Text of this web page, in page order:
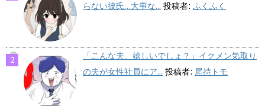
らない彼氏…大事な... 投稿者: ふくふく
「こんな夫、嬉しいでしょ？」イクメン気取り
の夫が女性社員にア... 投稿者: 尾持トモ